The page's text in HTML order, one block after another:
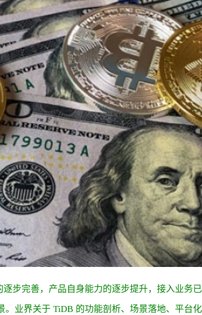
步完善，产品自身能力的逐步提升，接入业务
业界关于 TiDB 的功能剖析、场景落地、平台